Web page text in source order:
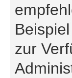
zur